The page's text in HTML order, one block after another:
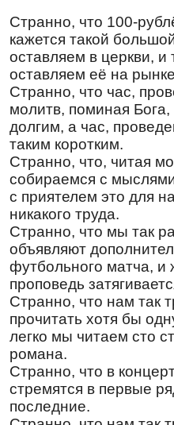
Дева в сей день
рождает, и земля
приносит; Ангелы с
волхвы же за
ради нас родилось
Бог!
14000-м мученикам
в
Тропарь,глас 1
Боле́зньми святы́х,
пострада́ша,/ умоле́н
на́ша боле́зни
мо́лимся.
Перевод:
Страданиями святых,
претерпели,
наши болезни исцели,
молимся.
Кондак, глас 6
В Вифлее́ме ро́ждшуся
Перси́ды с да́ры
наставля́еми,/ но
Странно, что 100-
кажется такой
оставляем в церкви, и
оставляем её на
Странно, что час,
молитв, поминая
долгим, а час,
таким коротким.
Странно, что, читая
собираемся с
с приятелем это для
никакого труда.
Странно, что мы так
объявляют
футбольного матча, и
проповедь
Странно, что нам так
прочитать хотя бы
легко мы читаем сто
романа.
Странно, что в
стремятся в первые
последние.